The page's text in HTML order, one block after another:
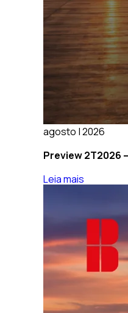
agosto | 2026
Preview 2T2026
Leia mais